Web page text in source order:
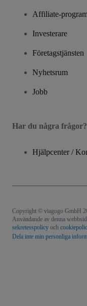
Affiliate-
Investerare
Företagstjänsten
Nyhetsrum
Jobb
Har du några frågor?
Hjälpcenter /
Copyright © viagogo GmbH
Användande av denna
sekretesspolicy och
Dela inte min personliga